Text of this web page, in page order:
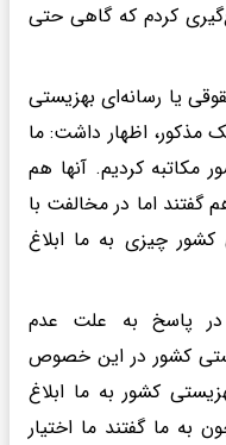
کردم که گاهی حتی
یا رسانه‌ای بهزیستی‌
مذکور، اظهار داشت: ما
مکاتبه کردیم. آنها هم
گفتند اما در مخالفت با
چیزی به ما ابلاغ
در پاسخ به علت عدم
کشور در این خصوص
کشور به ما ابلاغ
ما گفتند ما اختیار